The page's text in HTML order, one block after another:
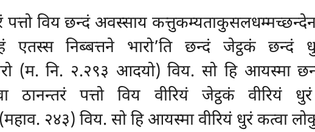
पत्तो विय छन्दं अवस्साय
एतस्स निब्बत्तने भारो’ति छन्दं जेट्ठकं
(म. नि. २.२९३ आदयो) विय. सो हि आयस्मा
ठानन्तरं पत्तो विय वीरियं जेट्ठकं वीरियं
२४३) विय. सो हि आयस्मा वीरियं धुरं कत्वा